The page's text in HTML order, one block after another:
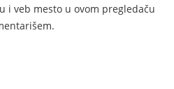
i veb mesto u ovom pregledaču